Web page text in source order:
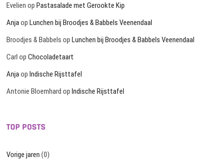
Evelien opPastasalade met Gerookte Kip
AnjaopLunchen bij Broodjes & Babbels Veenendaal
Broodjes & Babbels opLunchen bij Broodjes & Babbels Veenendaal
Carl opChocoladetaart
AnjaopIndische Rijsttafel
Antonie Bloemhard opIndische Rijsttafel
TOP POSTS
Vorige jaren (0)